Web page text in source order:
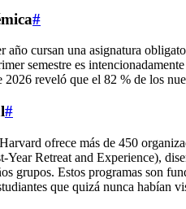
#
año cursan una asignatura
semestre es
2026 reveló que el 82 % de los
#
ofrece más de 450
Retreat and Experience),
grupos. Estos programas son
que quizá nunca habían